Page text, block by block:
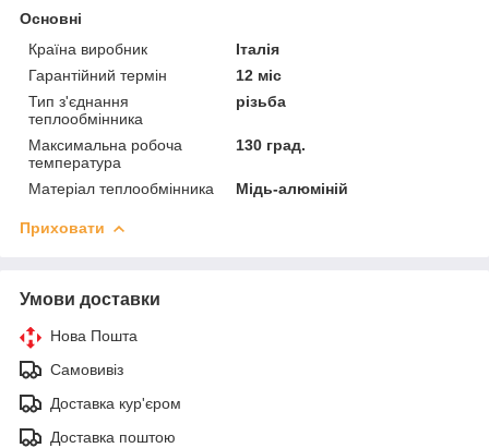
Основні
Країна виробник
Італія
Гарантійний термін
12 міс
Тип з'єднання
теплообмінника
різьба
Максимальна робоча
температура
130 град.
Матеріал теплообмінника Мідь-алюміній
Приховати
Умови доставки
Нова Пошта
Самовивіз
Доставка кур'єром
Доставка поштою